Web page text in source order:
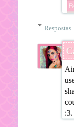
Respostas
:3.